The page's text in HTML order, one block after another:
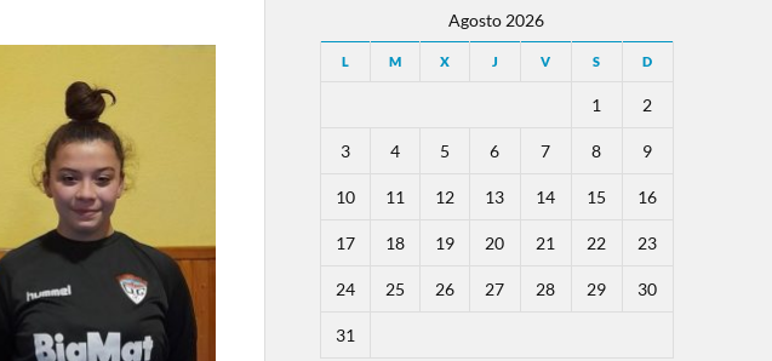
Agosto 2026
L M X J V S D
1 2
3 4 5 6 7 8 9
10 11 12 13 14 15 16
17 18 19 20 21 22 23
24 25 26 27 28 29 30
31